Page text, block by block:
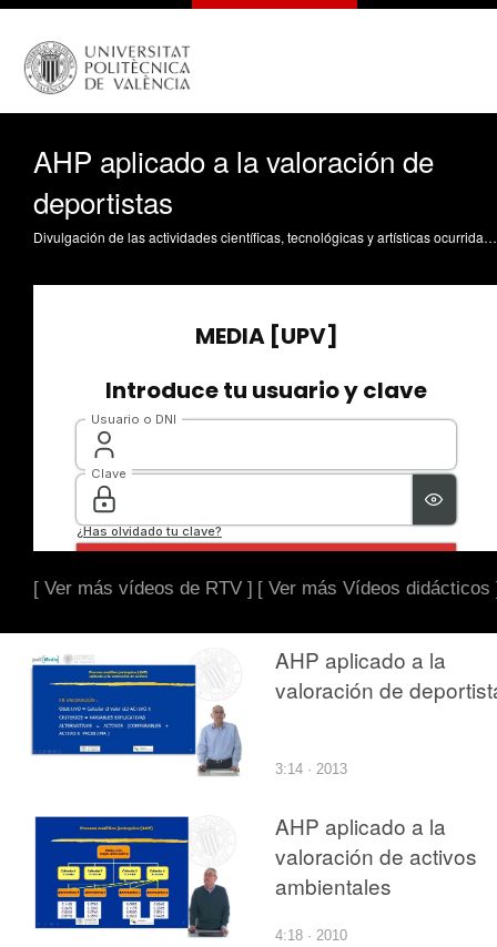
AHP aplicado a la valoración de
deportistas
Divulgación de las actividades científicas, tecnológicas y artísticas ocurridas en los tres campus de la UPV
[ Ver más vídeos de RTV ] [ Ver más Vídeos didácticos
AHP aplicado a la
valoración de
3:14 · 2013
AHP aplicado a la
valoración de activos
ambientales
4:18 · 2010